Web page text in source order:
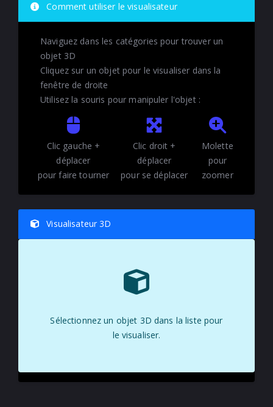
Comment utiliser le visualisateur
Naviguez dans les catégories pour trouver un
objet 3D
Cliquez sur un objet pour le visualiser dans la
fenêtre de droite
Utilisez la souris pour manipuler l'objet :
Clic gauche +
déplacer
pour faire tourner
Clic droit +
déplacer
pour se déplacer
Molette
pour
zoomer
Visualisateur 3D
Sélectionnez un objet 3D dans la liste pour
le visualiser.